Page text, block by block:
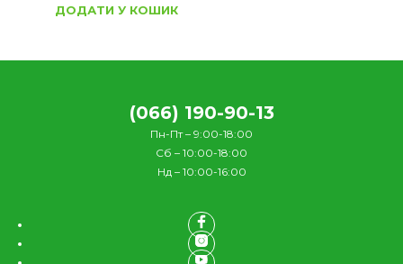
ДОДАТИ У КОШИК
(066) 190-90-13
Пн-Пт – 9:00-18:00
Сб – 10:00-18:00
Нд – 10:00-16:00